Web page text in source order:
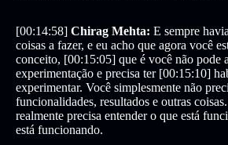
[00:14:58] Chirag Mehta: E sempre
coisas a fazer, e eu acho que agora você
conceito, [00:15:05] que é você não pode
experimentação e precisa ter [00:15:10]
experimentar. Você simplesmente não
funcionalidades, resultados e outras
realmente precisa entender o que está
está funcionando.